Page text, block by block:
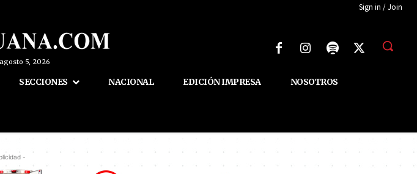
Sign in / Join
5, 2026
SECCIONES NACIONAL EDICIÓN IMPRESA NOSOTROS
-